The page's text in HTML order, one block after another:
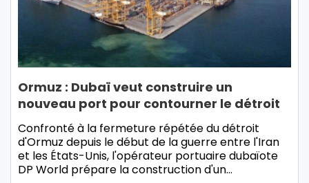
Ormuz : Dubaï veut construire un
nouveau port pour contourner le détroit
Confronté à la fermeture répétée du détroit
d'Ormuz depuis le début de la guerre entre l'Iran
et les États-Unis, l'opérateur portuaire dubaïote
DP World prépare la construction d'un…